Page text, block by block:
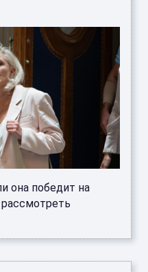
она победит на